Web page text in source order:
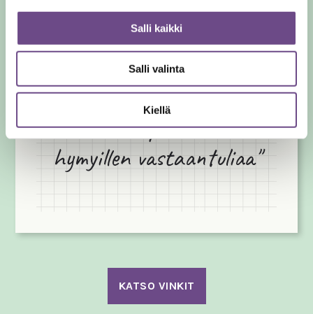
Salli kaikki
Salli valinta
Kiellä
"Aamukävelyllä tervehdin
hymyillen vastaantuliaa"
KATSO VINKIT